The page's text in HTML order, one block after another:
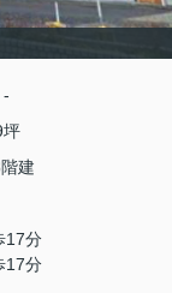
坪
建
17分
17分